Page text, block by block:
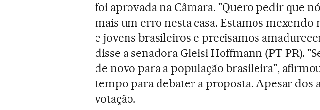
foi aprovada na Câmara. "Quero pedir que
mais um erro nesta casa. Estamos mexendo
e jovens brasileiros e precisamos
disse a senadora Gleisi Hoffmann (PT-PR).
de novo para a população brasileira",
tempo para debater a proposta. Apesar dos
votação.